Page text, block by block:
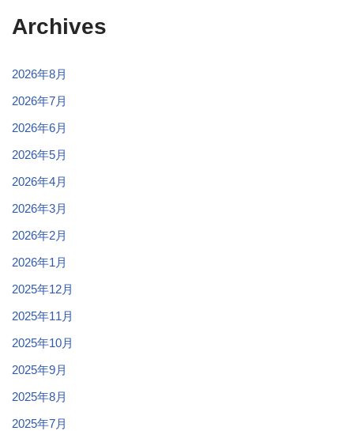
Archives
2026年8月
2026年7月
2026年6月
2026年5月
2026年4月
2026年3月
2026年2月
2026年1月
2025年12月
2025年11月
2025年10月
2025年9月
2025年8月
2025年7月